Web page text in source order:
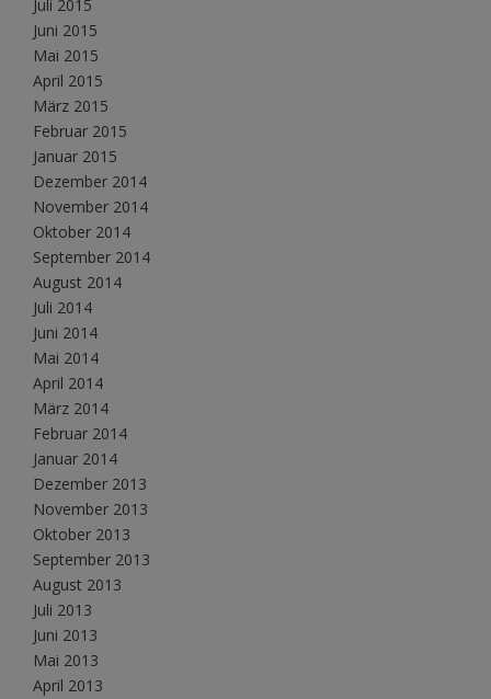
Juli 2015
Juni 2015
Mai 2015
April 2015
März 2015
Februar 2015
Januar 2015
Dezember 2014
November 2014
Oktober 2014
September 2014
August 2014
Juli 2014
Juni 2014
Mai 2014
April 2014
März 2014
Februar 2014
Januar 2014
Dezember 2013
November 2013
Oktober 2013
September 2013
August 2013
Juli 2013
Juni 2013
Mai 2013
April 2013